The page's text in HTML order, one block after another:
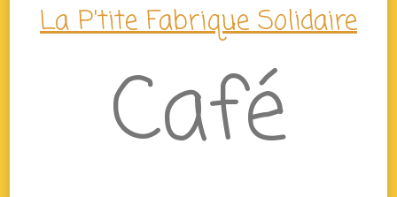
La P'tite Fabrique Solidaire
Café